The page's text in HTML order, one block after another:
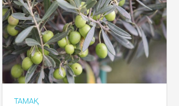
ТАМАҚ